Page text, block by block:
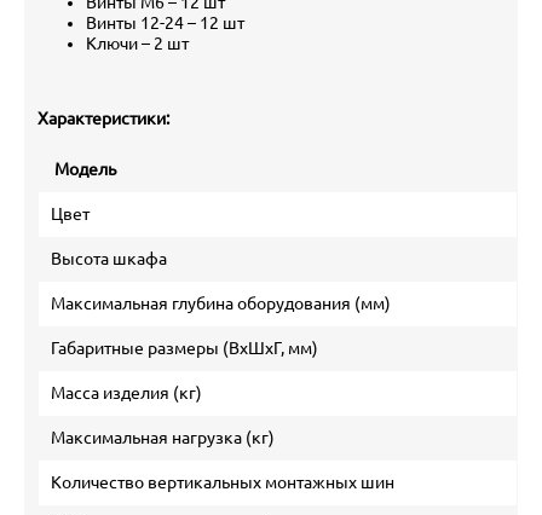
Винты 12-24 – 12 шт
Ключи – 2 шт
Характеристики:
Модель
Цвет
Высота шкафа
Максимальная глубина оборудования (мм)
Габаритные размеры (ВхШхГ, мм)
Масса изделия (кг)
Максимальная нагрузка (кг)
Количество вертикальных монтажных шин